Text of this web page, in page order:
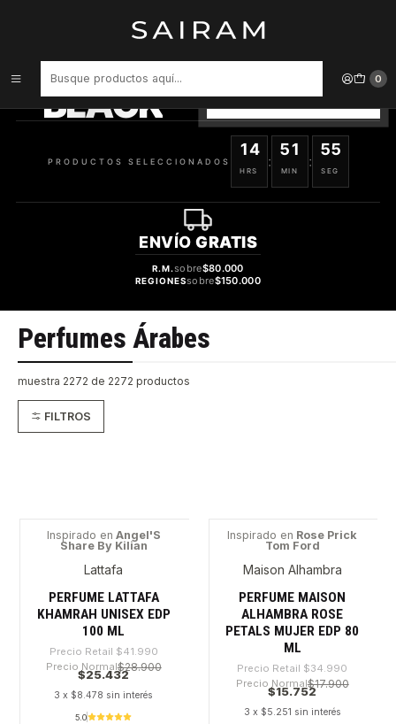
0
BLACK VER OFERTAS
PRODUCTOS SELECCIONADOS
14
HRS
:
51
MIN
:
55
SEG
ENVÍO GRATIS
R.M.sobre$80.000
REGIONESsobre$150.000
Perfumes Árabes
muestra 2272 de 2272 productos
FILTROS
-39%
Inspirado en Angel'S
Share By Kilian
Lattafa
PERFUME LATTAFA
KHAMRAH UNISEX EDP
100 ML
Precio Retail $41.990
Precio Normal$28.900
$25.432
3 x $8.478 sin interés
5.0
Inspirado en Rose Prick
Tom Ford
Maison Alhambra
PERFUME MAISON
ALHAMBRA ROSE
PETALS MUJER EDP 80
ML
Precio Retail $34.990
Precio Normal$17.900
$15.752
3 x $5.251 sin interés